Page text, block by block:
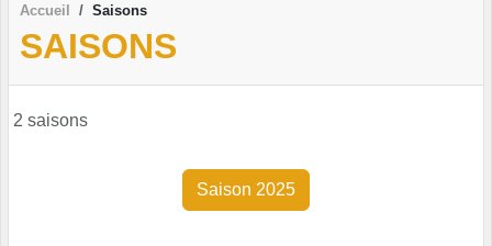
Accueil Saisons
SAISONS
2 saisons
Saison 2025